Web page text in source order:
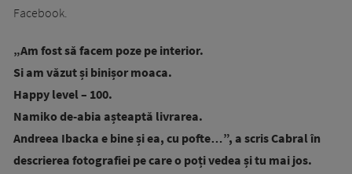
Facebook.
„Am fost să facem poze pe interior.
Si am văzut și binișor moaca.
Happy level – 100.
Namiko de-abia așteaptă livrarea.
Andreea Ibacka e bine și ea, cu pofte…”, a scris Cabral în
descrierea fotografiei pe care o poți vedea și tu mai jos.